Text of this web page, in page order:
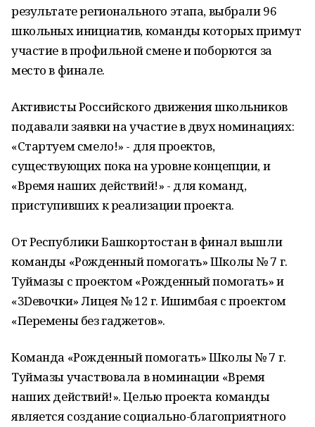
результате регионального этапа, выбрали 96
школьных инициатив, команды которых примут
участие в профильной смене и поборются за
место в финале.
Активисты Российского движения школьников
подавали заявки на участие в двух номинациях:
«Стартуем смело!» - для проектов,
существующих пока на уровне концепции, и
«Время наших действий!» - для команд,
приступивших к реализации проекта.
От Республики Башкортостан в финал вышли
команды «Рожденный помогать» Школы № 7 г.
Туймазы с проектом «Рожденный помогать» и
«3Dевочки» Лицея № 12 г. Ишимбая с проектом
«Перемены без гаджетов».
Команда «Рожденный помогать» Школы № 7 г.
Туймазы участвовала в номинации «Время
наших действий!». Целью проекта команды
является создание социально-благоприятного